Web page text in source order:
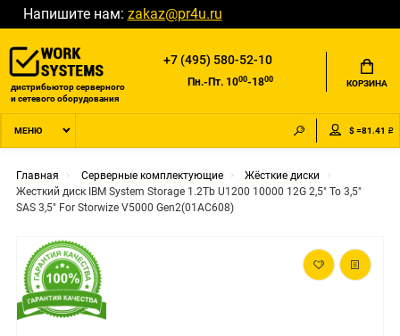
Напишите нам: zakaz@pr4u.ru
дистрибьютор серверного
и сетевого оборудования
+7 (495) 580-52-10
Пн.-Пт. 1000-1800 КОРЗИНА
МЕНЮ $ =81.41 ₽
Главная Серверные комплектующие
Жёсткие диски
Жесткий диск IBM System Storage 1.2Tb U1200 10000 12G 2,5" To 3,5"
SAS 3,5" For Storwize V5000 Gen2(01AC608)